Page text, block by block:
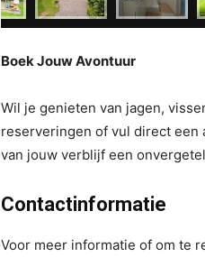
Boek Jouw Avontuur
Wil je genieten van jagen,
reserveringen of vul direct een
van jouw verblijf een
Contactinformatie
Voor meer informatie of om te